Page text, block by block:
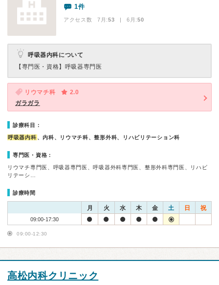
1件
アクセス数 7月:53 | 6月:50
呼吸器内科について
【専門医・資格】 呼吸器専門医
リウマチ科
2.0
ガラガラ
診療科目：
呼吸器内科 、内科、リウマチ科、整形外科、リハビリテーション科
専門医・資格：
リウマチ専門医、呼吸器専門医、呼吸器外科専門医、整形外科専門医、リハビ
リテーシ…
診療時間
月 火 水 木 金 土 日 祝
09:00-17:30
09:00-12:30
高松内科クリニック